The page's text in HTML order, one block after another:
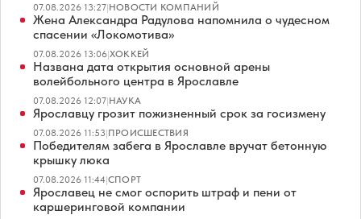
07.08.2026 13:27|НОВОСТИ КОМПАНИЙ
Жена Александра Радулова напомнила о чудесном
спасении «Локомотива»
07.08.2026 13:06|ХОККЕЙ
Названа дата открытия основной арены
волейбольного центра в Ярославле
07.08.2026 12:07|НАУКА
Ярославцу грозит пожизненный срок за госизмену
07.08.2026 11:53|ПРОИСШЕСТВИЯ
Победителям забега в Ярославле вручат бетонную
крышку люка
07.08.2026 11:44|СПОРТ
Ярославец не смог оспорить штраф и пени от
каршеринговой компании